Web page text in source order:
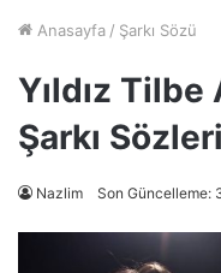
Anasayfa / Şarkı Sözü
Yıldız
Şarkı Sözleri
Nazlim Son Güncelleme: